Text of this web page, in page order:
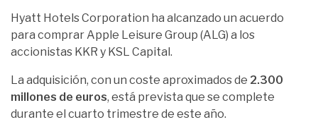
Hyatt Hotels Corporation ha alcanzado un acuerdo
para comprar Apple Leisure Group (ALG) a los
accionistas KKR y KSL Capital.
La adquisición, con un coste aproximados de 2.300
millones de euros, está prevista que se complete
durante el cuarto trimestre de este año.